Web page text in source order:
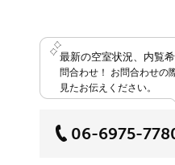
最新の空室状況、内覧
問合わせ！ お問合わせの
見たお伝えください。
06-6975-